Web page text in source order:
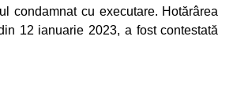
condamnat cu executare. Hotărârea
12 ianuarie 2023, a fost contestată